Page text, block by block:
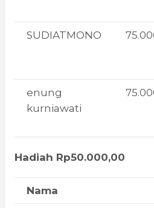
SUDIATMONO
enung
kurniawati
Hadiah Rp50.000,00
Nama